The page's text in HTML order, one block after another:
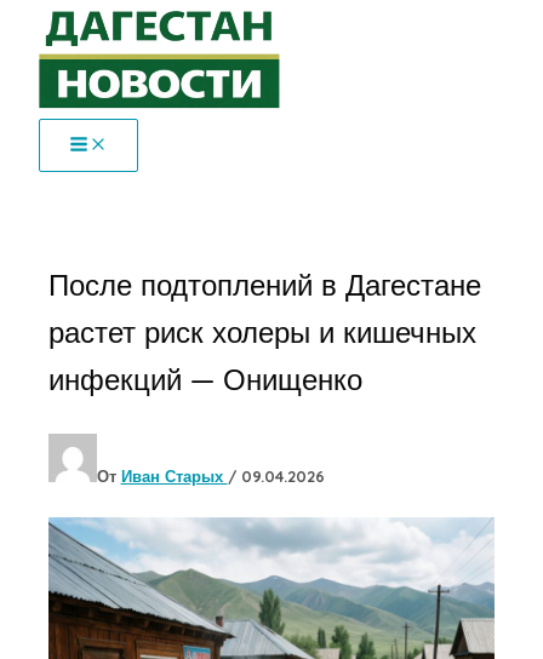
Перейти
содержимому
После подтоплений в Дагестане
растет риск холеры и кишечных
инфекций — Онищенко
От Иван Старых / 09.04.2026